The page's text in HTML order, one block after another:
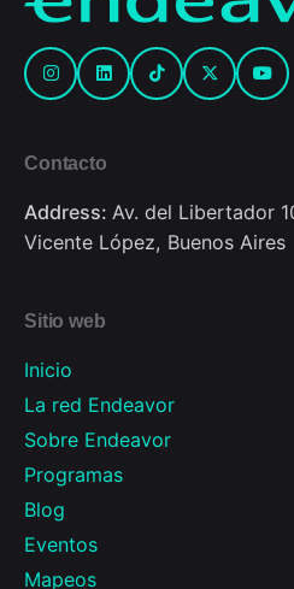
Contacto
Address: Av. del Libertador
Vicente López, Buenos Aires
Sitio web
Inicio
La red Endeavor
Sobre Endeavor
Programas
Blog
Eventos
Mapeos